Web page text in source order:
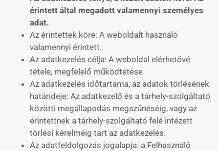
érintett által megadott valamennyi személyes
adat.
Az érintettek köre: A weboldalt használó
valamennyi érintett.
Az adatkezelés célja: A weboldal elérhetővé
tétele, megfelelő működtetése.
Az adatkezelés időtartama, az adatok törlésének
határideje: Az adatkezelő és a tárhely-szolgáltató
közötti megállapodás megszűnéséig, vagy az
érintettnek a tárhely-szolgáltató felé intézett
törlési kérelméig tart az adatkezelés.
Az adatfeldolgozás jogalapja: a Felhasználó